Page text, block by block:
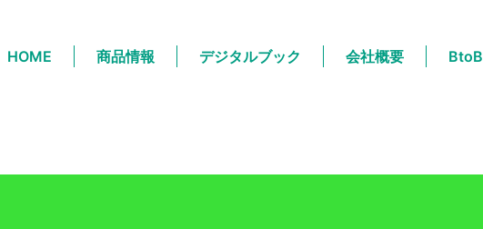
of type array|string is deprecated in
HOME 商品情報 デジタルブック 会社概要 BtoB